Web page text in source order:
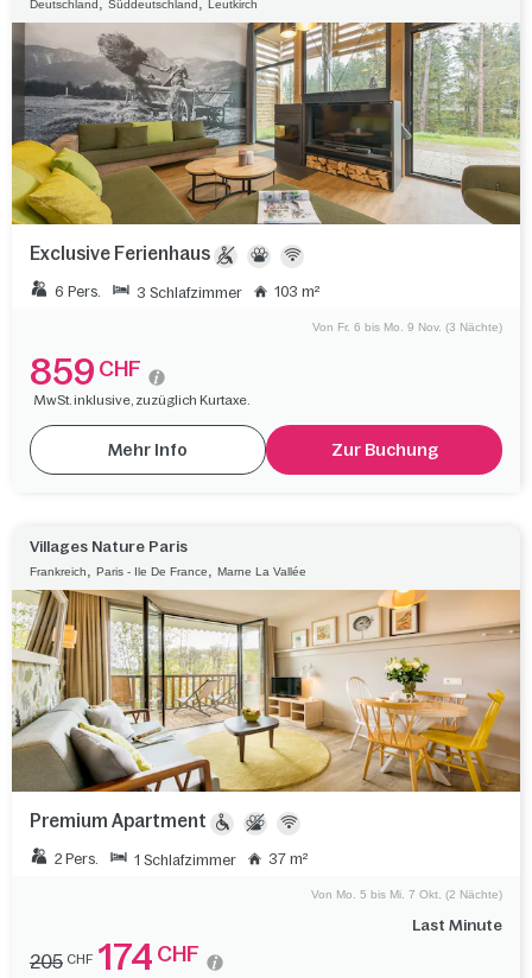
Deutschland Süddeutschland Leutkirch
Exclusive Ferienhaus
6 Pers. 3 Schlafzimmer 103 m²
Von Fr. 6 bis Mo. 9 Nov. (3 Nächte)
859 CHF
MwSt. inklusive, zuzüglich Kurtaxe.
Mehr Info Zur Buchung
Villages Nature Paris
Frankreich Paris - Ile De France Marne La Vallée
Premium Apartment
2 Pers. 1 Schlafzimmer 37 m²
Last Minute
Von Mo. 5 bis Mi. 7 Okt. (2 Nächte)
205 CHF 174 CHF